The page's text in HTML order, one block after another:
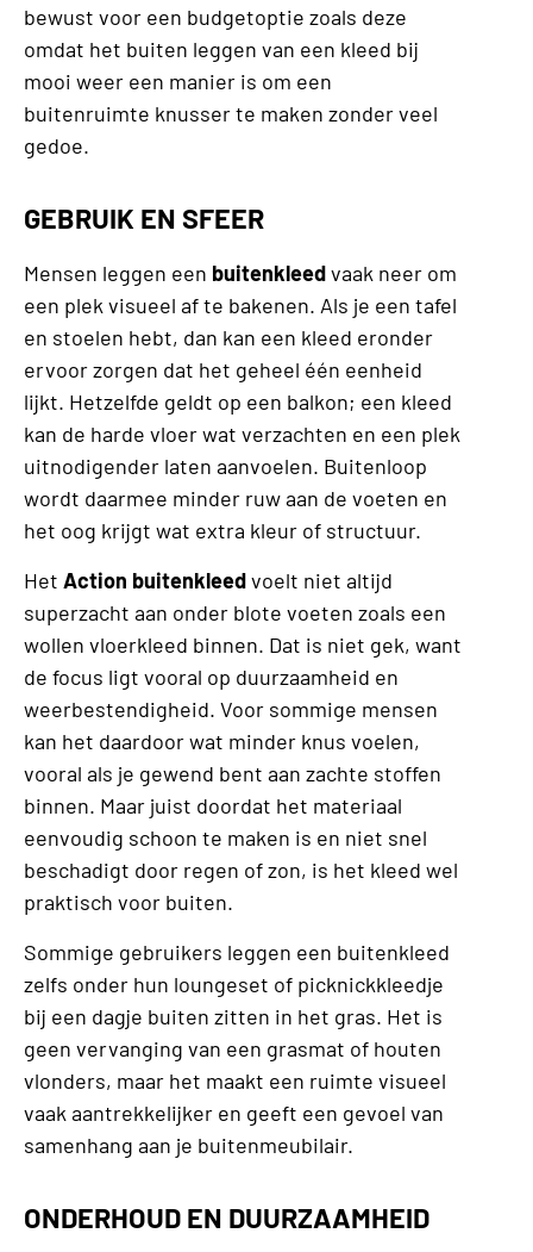
bewust voor een budgetoptie zoals deze
omdat het buiten leggen van een kleed bij
mooi weer een manier is om een
buitenruimte knusser te maken zonder veel
gedoe.
GEBRUIK EN SFEER
Mensen leggen een buitenkleedvaak neer om
een plek visueel af te bakenen. Als je een tafel
en stoelen hebt, dan kan een kleed eronder
ervoor zorgen dat het geheel één eenheid
lijkt. Hetzelfde geldt op een balkon; een kleed
kan de harde vloer wat verzachten en een plek
uitnodigender laten aanvoelen. Buitenloop
wordt daarmee minder ruw aan de voeten en
het oog krijgt wat extra kleur of structuur.
Het Action buitenkleedvoelt niet altijd
superzacht aan onder blote voeten zoals een
wollen vloerkleed binnen. Dat is niet gek, want
de focus ligt vooral op duurzaamheid en
weerbestendigheid. Voor sommige mensen
kan het daardoor wat minder knus voelen,
vooral als je gewend bent aan zachte stoffen
binnen. Maar juist doordat het materiaal
eenvoudig schoon te maken is en niet snel
beschadigt door regen of zon, is het kleed wel
praktisch voor buiten.
Sommige gebruikers leggen een buitenkleed
zelfs onder hun loungeset of picknickkleedje
bij een dagje buiten zitten in het gras. Het is
geen vervanging van een grasmat of houten
vlonders, maar het maakt een ruimte visueel
vaak aantrekkelijker en geeft een gevoel van
samenhang aan je buitenmeubilair.
ONDERHOUD EN DUURZAAMHEID